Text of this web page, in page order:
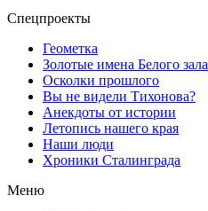
Спецпроекты
Геометка
Золотые имена Белого зала
Осколки прошлого
Вы не видели Тихонова?
Анекдоты от истории
Летопись нашего края
Наши люди
Хроники Сталинграда
Меню